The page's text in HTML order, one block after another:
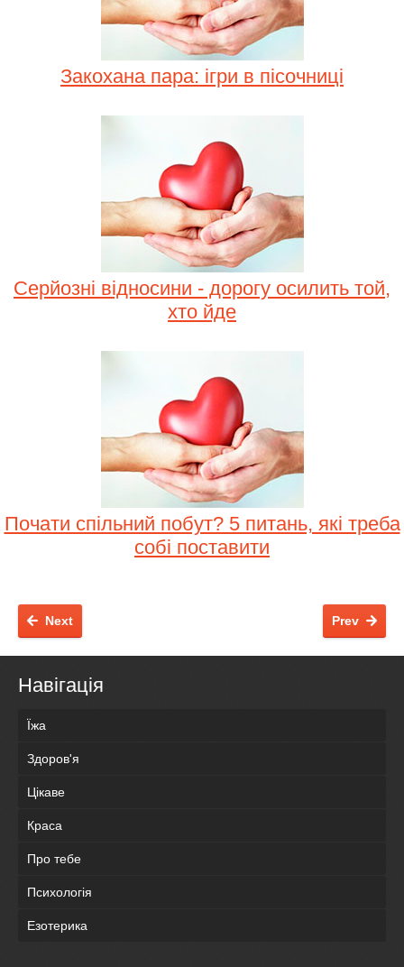
Закохана пара: ігри в пісочниці
Серйозні відносини - дорогу осилить той,
хто йде
Почати спільний побут? 5 питань, які треба
собі поставити
Prev
Next
Навігація
Їжа
Здоров'я
Цікаве
Краса
Про тебе
Психологія
Езотерика